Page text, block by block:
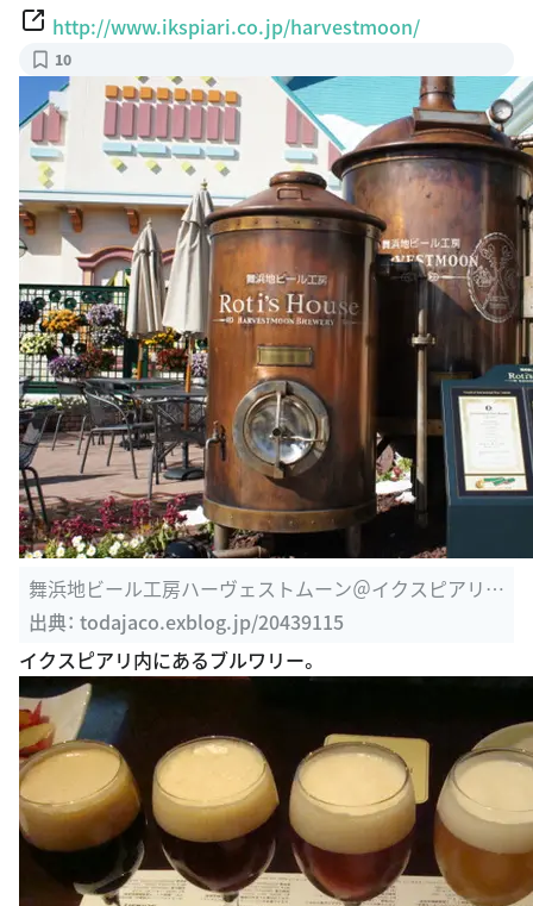
http://www.ikspiari.co.jp/harvestmoon/
10
舞浜地ビール工房ハーヴェストムーン＠イクスピアリ
工房見学と ...
出典： todajaco.exblog.jp/20439115
イクスピアリ内にあるブルワリー。